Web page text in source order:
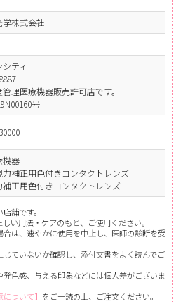
株式会社
ティ
理医療機器販売許可店です。
号
機器
力補正用色付きコンタクトレンズ
補正用色付きコンタクトレンズ
舗です。
い用法・ケアのもと、ご使用ください。
は、速やかに使用を中止し、医師の診断を受
ていないか確認し、添付文書をよく読んでご
色感、与える印象などには個人差がございま
ついて】 をご一読の上、ご注文ください。